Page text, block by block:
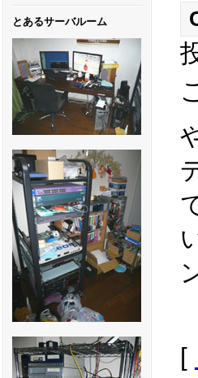
とあるサーバルーム
[